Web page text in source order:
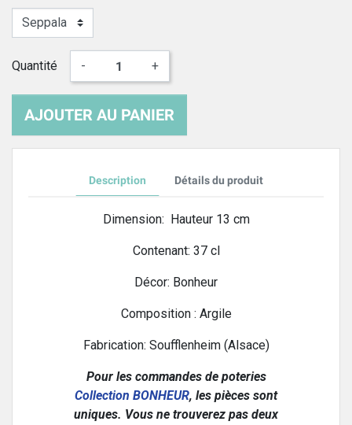
Quantité - +
AJOUTER AU PANIER
Description Détails du produit
Dimension: Hauteur 13 cm
Contenant: 37 cl
Décor: Bonheur
Composition : Argile
Fabrication: Soufflenheim (Alsace)
Pour les commandes de poteries
Collection BONHEUR, les pièces sont
uniques. Vous ne trouverez pas deux